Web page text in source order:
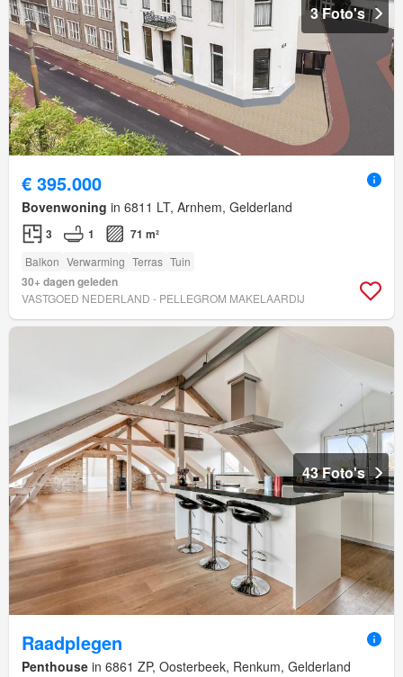
3 Foto's
€ 395.000
Bovenwoning in 6811 LT, Arnhem, Gelderland
3 1 71 m²
Balkon Verwarming Terras Tuin
30+ dagen geleden
VASTGOED NEDERLAND - PELLEGROM MAKELAARDIJ
43 Foto's
Raadplegen
Penthouse in 6861 ZP, Oosterbeek, Renkum, Gelderland